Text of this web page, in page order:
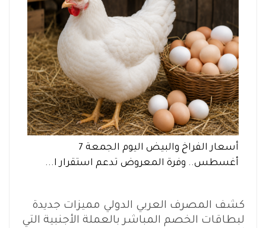
أسعار الفراخ والبيض اليوم الجمعة 7
أغسطس.. وفرة المعروض تدعم استقرار ا...
كشف المصرف العربي الدولي مميزات جديدة
لبطاقات الخصم المباشر بالعملة الأجنبية التي